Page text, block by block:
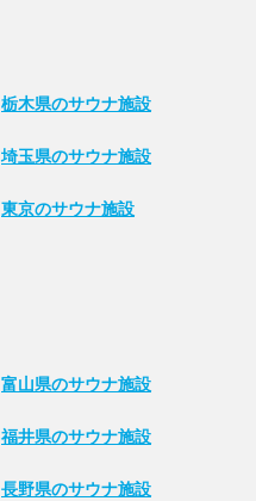
栃木県のサウナ施設
埼玉県のサウナ施設
東京のサウナ施設
富山県のサウナ施設
福井県のサウナ施設
長野県のサウナ施設